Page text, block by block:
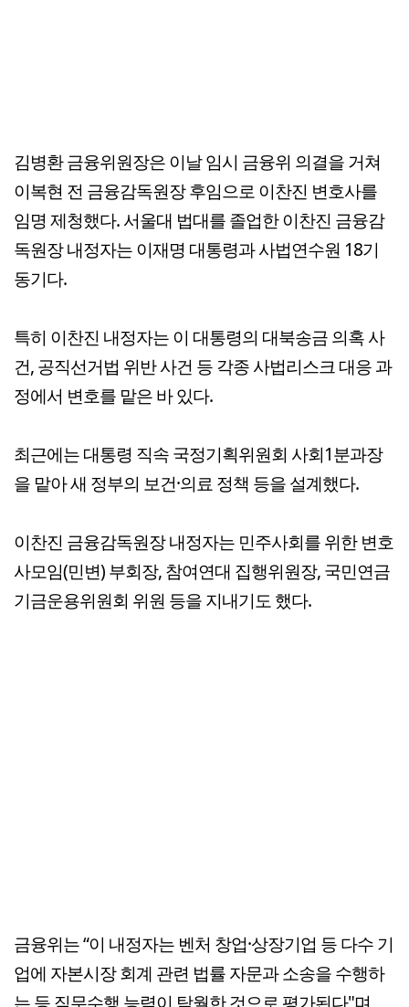
김병환 금융위원장은 이날 임시 금융위 의결을 거쳐
이복현 전 금융감독원장 후임으로 이찬진 변호사를
임명 제청했다. 서울대 법대를 졸업한 이찬진 금융감
독원장 내정자는 이재명 대통령과 사법연수원 18기
동기다.
특히 이찬진 내정자는 이 대통령의 대북송금 의혹 사
건, 공직선거법 위반 사건 등 각종 사법리스크 대응 과
정에서 변호를 맡은 바 있다.
최근에는 대통령 직속 국정기획위원회 사회1분과장
을 맡아 새 정부의 보건·의료 정책 등을 설계했다.
이찬진 금융감독원장 내정자는 민주사회를 위한 변호
사모임(민변) 부회장, 참여연대 집행위원장, 국민연금
기금운용위원회 위원 등을 지내기도 했다.
금융위는 “이 내정자는 벤처 창업·상장기업 등 다수 기
업에 자본시장 회계 관련 법률 자문과 소송을 수행하
는 등 직무수행 능력이 탁월한 것으로 평가된다"며